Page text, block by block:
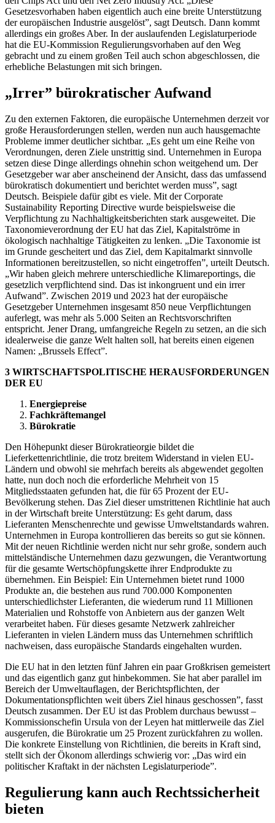
Gesetzesvorhaben haben eigentlich auch eine breite Unterstützung
der europäischen Industrie ausgelöst”, sagt Deutsch. Dann kommt
allerdings ein großes Aber. In der auslaufenden Legislaturperiode
hat die EU-Kommission Regulierungsvorhaben auf den Weg
gebracht und zu einem großen Teil auch schon abgeschlossen, die
erhebliche Belastungen mit sich bringen.
„Irrer” bürokratischer Aufwand
Zu den externen Faktoren, die europäische Unternehmen derzeit vor
große Herausforderungen stellen, werden nun auch hausgemachte
Probleme immer deutlicher sichtbar. „Es geht um eine Reihe von
Verordnungen, deren Ziele unstrittig sind. Unternehmen in Europa
setzen diese Dinge allerdings ohnehin schon weitgehend um. Der
Gesetzgeber war aber anscheinend der Ansicht, dass das umfassend
bürokratisch dokumentiert und berichtet werden muss”, sagt
Deutsch. Beispiele dafür gibt es viele. Mit der Corporate
Sustainability Reporting Directive wurde beispielsweise die
Verpflichtung zu Nachhaltigkeitsberichten stark ausgeweitet. Die
Taxonomieverordnung der EU hat das Ziel, Kapitalströme in
ökologisch nachhaltige Tätigkeiten zu lenken. „Die Taxonomie ist
im Grunde gescheitert und das Ziel, dem Kapitalmarkt sinnvolle
Informationen bereitzustellen, so nicht eingetroffen”, urteilt Deutsch.
„Wir haben gleich mehrere unterschiedliche Klimareportings, die
gesetzlich verpflichtend sind. Das ist inkongruent und ein irrer
Aufwand”. Zwischen 2019 und 2023 hat der europäische
Gesetzgeber Unternehmen insgesamt 850 neue Verpflichtungen
auferlegt, was mehr als 5.000 Seiten an Rechtsvorschriften
entspricht. Jener Drang, umfangreiche Regeln zu setzen, an die sich
idealerweise die ganze Welt halten soll, hat bereits einen eigenen
Namen: „Brussels Effect”.
3 WIRTSCHAFTSPOLITISCHE HERAUSFORDERUNGEN
DER EU
Energiepreise
Fachkräftemangel
Bürokratie
Den Höhepunkt dieser Bürokratieorgie bildet die
Lieferkettenrichtlinie, die trotz breitem Widerstand in vielen EU-
Ländern und obwohl sie mehrfach bereits als abgewendet gegolten
hatte, nun doch noch die erforderliche Mehrheit von 15
Mitgliedsstaaten gefunden hat, die für 65 Prozent der EU-
Bevölkerung stehen. Das Ziel dieser umstrittenen Richtlinie hat auch
in der Wirtschaft breite Unterstützung: Es geht darum, dass
Lieferanten Menschenrechte und gewisse Umweltstandards wahren.
Unternehmen in Europa kontrollieren das bereits so gut sie können.
Mit der neuen Richtlinie werden nicht nur sehr große, sondern auch
mittelständische Unternehmen dazu gezwungen, die Verantwortung
für die gesamte Wertschöpfungskette ihrer Endprodukte zu
übernehmen. Ein Beispiel: Ein Unternehmen bietet rund 1000
Produkte an, die bestehen aus rund 700.000 Komponenten
unterschiedlichster Lieferanten, die wiederum rund 11 Millionen
Materialien und Rohstoffe von Anbietern aus der ganzen Welt
verarbeitet haben. Für dieses gesamte Netzwerk zahlreicher
Lieferanten in vielen Ländern muss das Unternehmen schriftlich
nachweisen, dass europäische Standards eingehalten wurden.
Die EU hat in den letzten fünf Jahren ein paar Großkrisen gemeistert
und das eigentlich ganz gut hinbekommen. Sie hat aber parallel im
Bereich der Umweltauflagen, der Berichtspflichten, der
Dokumentationspflichten weit übers Ziel hinaus geschossen”, fasst
Deutsch zusammen. Der EU ist das Problem durchaus bewusst –
Kommissionschefin Ursula von der Leyen hat mittlerweile das Ziel
ausgerufen, die Bürokratie um 25 Prozent zurückfahren zu wollen.
Die konkrete Einstellung von Richtlinien, die bereits in Kraft sind,
stellt sich der Ökonom allerdings schwierig vor: „Das wird ein
politischer Kraftakt in der nächsten Legislaturperiode”.
Regulierung kann auch Rechtssicherheit
bieten